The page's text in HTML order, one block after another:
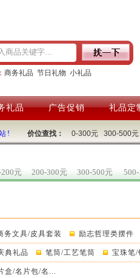
商务礼品 节日礼物 小礼品
礼品 广告促销 礼品定
! 价位查找： 0-300元 300-500元
200元 200-300元 300-500元
务文具/皮具套装 励志哲理类摆件
典礼品 笔筒/工艺笔筒 宝珠笔/
盒/名片包/名...